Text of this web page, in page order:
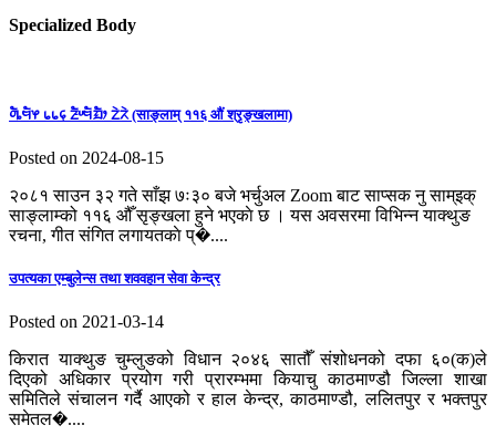
Specialized Body
ᤛᤠᤱᤗᤠᤶ ᥇᥇᥌ ᤏᤠᤸᤗᤠᤀᤠᤣ ᤁᤧᤖᤧ (साङ्लाम् ११६ औं श्रृङ्खलामा)
Posted on 2024-08-15
२०८१ साउन ३२ गते साँझ ७ः३० बजे भर्चुअल Zoom बाट साप्सक नु साम्इक्
साङ्लाम्को ११६ औँ सृङ्खला हुने भएकाे छ । यस अवसरमा विभिन्न याक्थुङ
रचना, गीत संगित लगायतकाे प्�....
उपत्यका एम्बुलेन्स तथा शववहान सेवा केन्द्र
Posted on 2021-03-14
किरात याक्थुङ चुम्लुङको विधान २०४६ सातौँ संशोधनको दफा ६०(क)ले
दिएको अधिकार प्रयोग गरी प्रारम्भमा कियाचु काठमाण्डौ जिल्ला शाखा
समितिले संचालन गर्दै आएको र हाल केन्द्र, काठमाण्डौ, ललितपुर र भक्तपुर
समेतल�....